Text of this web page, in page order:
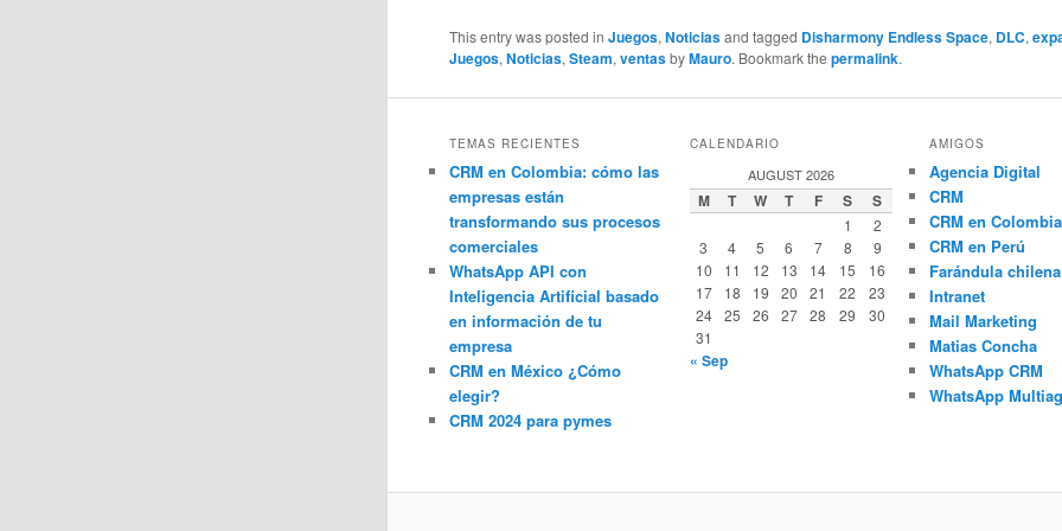
This entry was posted inJuegos,Noticiasand tagged Disharmony Endless Space, DLC,
Juegos,Noticias,Steam,ventasbyMauro. Bookmark thepermalink.
TEMAS RECIENTES
CRM en Colombia: cómo las
empresas están
transformando sus procesos
comerciales
WhatsApp API con
Inteligencia Artificial basado
en información de tu
empresa
CRM en México ¿Cómo
elegir?
CRM 2024 para pymes
CALENDARIO
AUGUST 2026
M T W T F S S
1
2
3
4 5 6 7 8
9
10
11 12 13 14 15
16
17
18 19 20 21 22
23
24
25 26 27 28 29
30
31
« Sep
AMIGOS
Agencia Digital
CRM
CRM en Colombia
CRM en Perú
Farándula chilena
Intranet
Mail Marketing
Matias Concha
WhatsApp CRM
WhatsApp